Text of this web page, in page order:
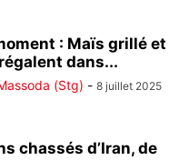
: Maïs grillé et
dans...
(Stg) - 8 juillet 2025
chassés d’Iran, de